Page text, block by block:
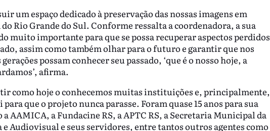
um espaço dedicado à preservação das nossas imagens em
Rio Grande do Sul. Conforme ressalta a coordenadora, a sua
muito importante para que se possa recuperar aspectos perdidos
assim como também olhar para o futuro e garantir que nos
possam conhecer seu passado, ‘que é o nosso hoje, a
afirma.
como hoje o conhecemos muitas instituições e, principalmente,
que o projeto nunca parasse. Foram quase 15 anos para sua
AAMICA, a Fundacine RS, a APTC RS, a Secretaria Municipal da
Audiovisual e seus servidores, entre tantos outros agentes como